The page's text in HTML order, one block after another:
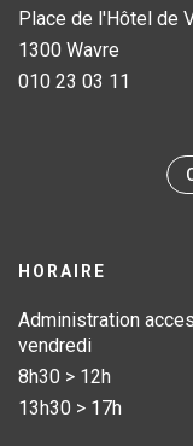
Place de l'Hôtel de
1300 Wavre
010 23 03 11
HORAIRE
Administration
vendredi
8h30 > 12h
13h30 > 17h